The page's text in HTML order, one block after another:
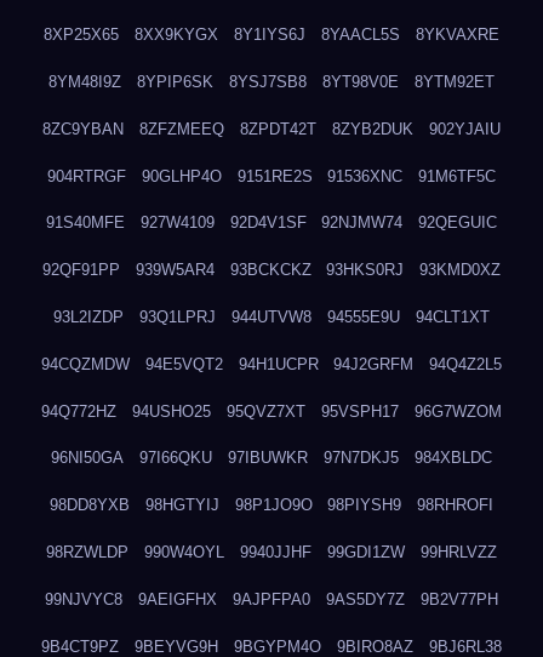
8XP25X65 8XX9KYGX 8Y1IYS6J 8YAACL5S 8YKVAXRE
8YM48I9Z 8YPIP6SK 8YSJ7SB8 8YT98V0E 8YTM92ET
8ZC9YBAN 8ZFZMEEQ 8ZPDT42T 8ZYB2DUK 902YJAIU
904RTRGF 90GLHP4O 9151RE2S 91536XNC 91M6TF5C
91S40MFE 927W4109 92D4V1SF 92NJMW74 92QEGUIC
92QF91PP 939W5AR4 93BCKCKZ 93HKS0RJ 93KMD0XZ
93L2IZDP 93Q1LPRJ 944UTVW8 94555E9U 94CLT1XT
94CQZMDW 94E5VQT2 94H1UCPR 94J2GRFM 94Q4Z2L5
94Q772HZ 94USHO25 95QVZ7XT 95VSPH17 96G7WZOM
96NI50GA 97I66QKU 97IBUWKR 97N7DKJ5 984XBLDC
98DD8YXB 98HGTYIJ 98P1JO9O 98PIYSH9 98RHROFI
98RZWLDP 990W4OYL 9940JJHF 99GDI1ZW 99HRLVZZ
99NJVYC8 9AEIGFHX 9AJPFPA0 9AS5DY7Z 9B2V77PH
9B4CT9PZ 9BEYVG9H 9BGYPM4O 9BIRO8AZ 9BJ6RL38